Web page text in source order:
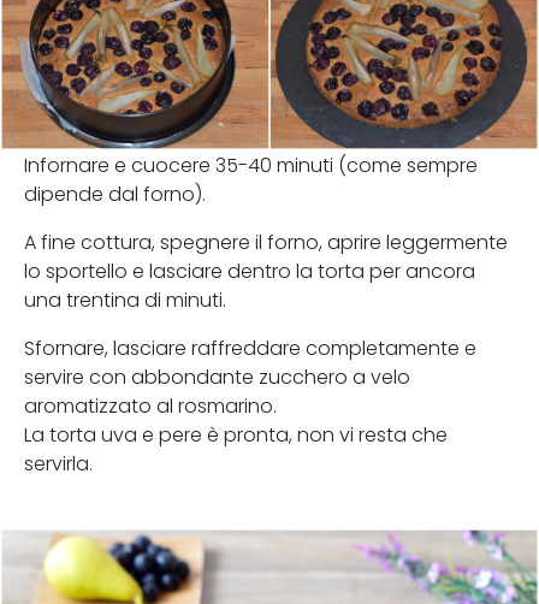
Infornare e cuocere 35-40 minuti (come sempre
dipende dal forno).
A fine cottura, spegnere il forno, aprire leggermente
lo sportello e lasciare dentro la torta per ancora
una trentina di minuti.
Sfornare, lasciare raffreddare completamente e
servire con abbondante zucchero a velo
aromatizzato al rosmarino.
La torta uva e pere è pronta, non vi resta che
servirla.